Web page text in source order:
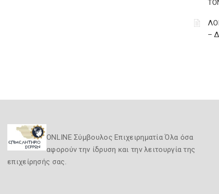
–
ONLINE Σύμβουλος Επιχειρηματία Όλα όσα
αφορούν την ίδρυση και την λειτουργία της
επιχείρησής σας.